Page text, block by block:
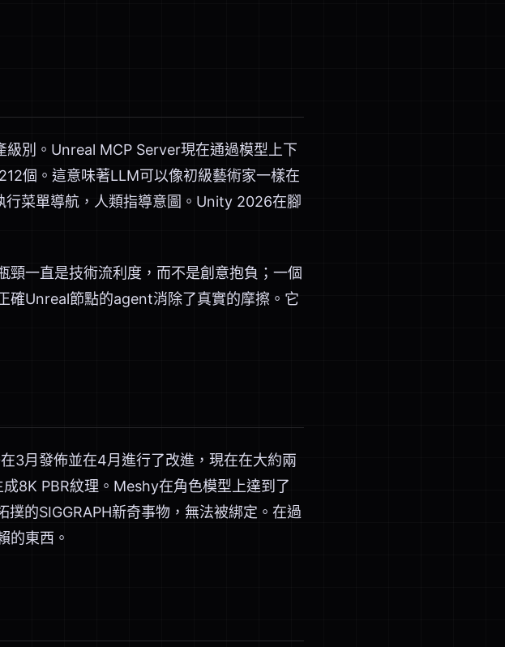
別。Unreal MCP Server現在通過模型上下
個。這意味著LLM可以像初級藝術家一樣在
菜單導航，人類指導意圖。Unity 2026在腳
一直是技術流利度，而不是創意抱負；一個
確Unreal節點的agent消除了真實的摩擦。它
3月發佈並在4月進行了改進，現在在大約兩
8K PBR紋理。Meshy在角色模型上達到了
的SIGGRAPH新奇事物，無法被綁定。在過
的東西。